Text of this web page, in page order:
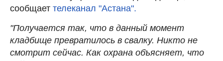
сообщает телеканал "Астана".
"Получается так, что в данный момент
кладбище превратилось в свалку. Никто не
смотрит сейчас. Как охрана объясняет, что